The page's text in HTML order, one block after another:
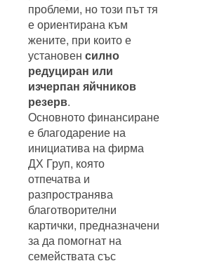
проблеми, но този път тя
е ориентирана към
жените, при които е
установен силно
редуциран или
изчерпан яйчников
резерв.
Основното финансиране
е благодарение на
инициатива на фирма
ДХ Груп, която
отпечатва и
разпространява
благотворителни
картички, предназначени
за да помогнат на
семействата със